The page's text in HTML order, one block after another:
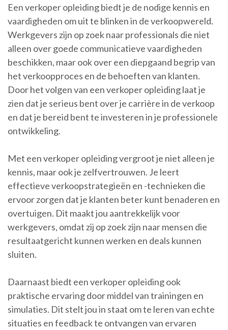
Een verkoper opleiding biedt je de nodige kennis en
vaardigheden om uit te blinken in de verkoopwereld.
Werkgevers zijn op zoek naar professionals die niet
alleen over goede communicatieve vaardigheden
beschikken, maar ook over een diepgaand begrip van
het verkoopproces en de behoeften van klanten.
Door het volgen van een verkoper opleiding laat je
zien dat je serieus bent over je carrière in de verkoop
en dat je bereid bent te investeren in je professionele
ontwikkeling.
Met een verkoper opleiding vergroot je niet alleen je
kennis, maar ook je zelfvertrouwen. Je leert
effectieve verkoopstrategieën en -technieken die
ervoor zorgen dat je klanten beter kunt benaderen en
overtuigen. Dit maakt jou aantrekkelijk voor
werkgevers, omdat zij op zoek zijn naar mensen die
resultaatgericht kunnen werken en deals kunnen
sluiten.
Daarnaast biedt een verkoper opleiding ook
praktische ervaring door middel van trainingen en
simulaties. Dit stelt jou in staat om te leren van echte
situaties en feedback te ontvangen van ervaren